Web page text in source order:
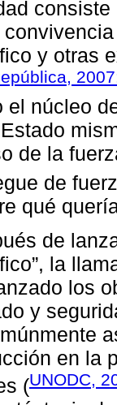
y otras
el núcleo
de la
de
qué
de
la
los
y
en la
(UNODC,